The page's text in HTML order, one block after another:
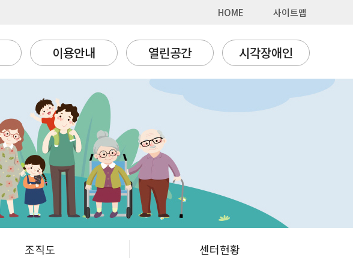
HOME 사이트맵
이용안내 열린공간 시각장애인
조직도 센터현황